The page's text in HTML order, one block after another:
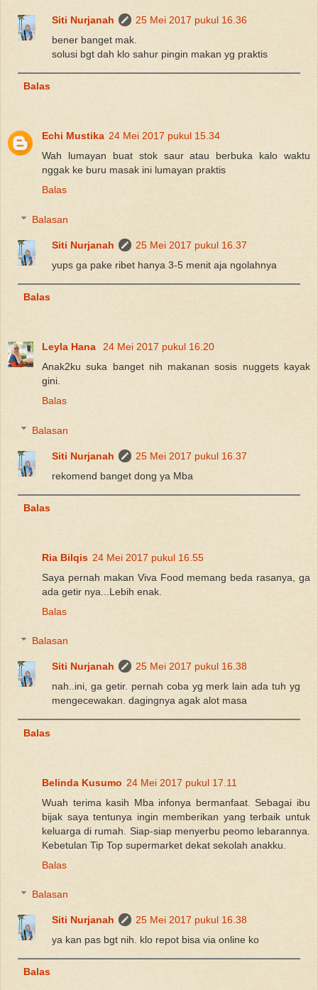
Siti Nurjanah
25 Mei 2017 pukul 16.36
bener banget mak.
solusi bgt dah klo sahur pingin makan yg praktis
Balas
Echi Mustika 24 Mei 2017 pukul 15.34
Wah lumayan buat stok saur atau berbuka kalo waktu
nggak ke buru masak ini lumayan praktis
Balas
Balasan
Siti Nurjanah
25 Mei 2017 pukul 16.37
yups ga pake ribet hanya 3-5 menit aja ngolahnya
Balas
Leyla Hana
24 Mei 2017 pukul 16.20
Anak2ku suka banget nih makanan sosis nuggets kayak
gini.
Balas
Balasan
Siti Nurjanah
25 Mei 2017 pukul 16.37
rekomend banget dong ya Mba
Balas
Ria Bilqis 24 Mei 2017 pukul 16.55
Saya pernah makan Viva Food memang beda rasanya, ga
ada getir nya...Lebih enak.
Balas
Balasan
Siti Nurjanah
25 Mei 2017 pukul 16.38
nah..ini, ga getir. pernah coba yg merk lain ada tuh yg
mengecewakan. dagingnya agak alot masa
Balas
Belinda Kusumo 24 Mei 2017 pukul 17.11
Wuah terima kasih Mba infonya bermanfaat. Sebagai ibu
bijak saya tentunya ingin memberikan yang terbaik untuk
keluarga di rumah. Siap-siap menyerbu peomo lebarannya.
Kebetulan Tip Top supermarket dekat sekolah anakku.
Balas
Balasan
Siti Nurjanah
25 Mei 2017 pukul 16.38
ya kan pas bgt nih. klo repot bisa via online ko
Balas